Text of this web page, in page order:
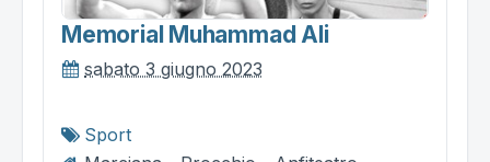
Memorial Muhammad Ali
sabato 3 giugno 2023
Sport